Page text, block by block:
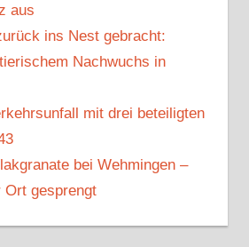
aus
ins Nest gebracht:
Nachwuchs in
mit drei beteiligten
bei Wehmingen –
Ort gesprengt